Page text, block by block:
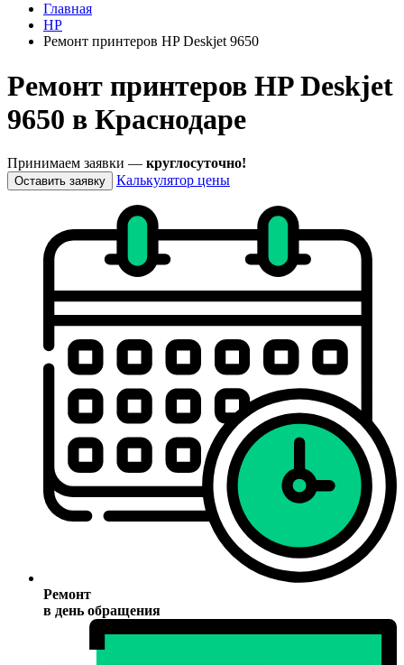
Главная
HP
Ремонт принтеров HP Deskjet 9650
Ремонт принтеров HP Deskjet
9650 в Краснодаре
Принимаем заявки — круглосуточно!
Оставить заявку Калькулятор цены
Ремонт
в день обращения